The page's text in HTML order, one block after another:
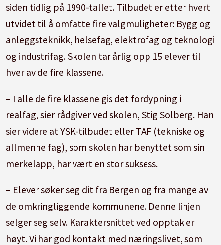
siden tidlig på 1990-tallet. Tilbudet er etter hvert
utvidet til å omfatte fire valgmuligheter: Bygg og
anleggsteknikk, helsefag, elektrofag og teknologi
og industrifag. Skolen tar årlig opp 15 elever til
hver av de fire klassene.
– I alle de fire klassene gis det fordypning i
realfag, sier rådgiver ved skolen, Stig Solberg. Han
sier videre at YSK-tilbudet eller TAF (tekniske og
allmenne fag), som skolen har benyttet som sin
merkelapp, har vært en stor suksess.
– Elever søker seg dit fra Bergen og fra mange av
de omkringliggende kommunene. Denne linjen
selger seg selv. Karaktersnittet ved opptak er
høyt. Vi har god kontakt med næringslivet, som